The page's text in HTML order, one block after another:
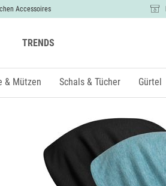
Accessoires
TRENDS
& Mützen Schals & Tücher Gürtel